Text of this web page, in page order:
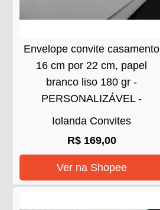
Envelope convite casamento
16 cm por 22 cm, papel
branco liso 180 gr -
PERSONALIZÁVEL -
Iolanda Convites
R$ 169,00
Ver na Shopee